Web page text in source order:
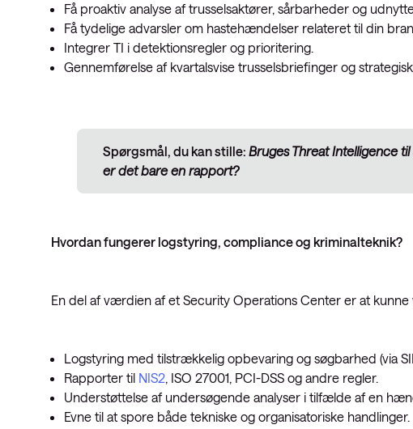
Få proaktiv analyse af trusselsaktører, sårbarheder og
Få tydelige advarsler om hastehændelser relateret til din
Integrer TI i detektionsregler og prioritering.
Gennemførelse af kvartalsvise trusselsbriefinger og
Spørgsmål, du kan stille: Bruges Threat Intelligence
er det bare en rapport?
Hvordan fungerer logstyring, compliance og kriminalteknik?
En del af værdien af et Security Operations Center er at
Logstyring med tilstrækkelig opbevaring og søgbarhed (via
Rapporter til NIS2, ISO 27001, PCI-DSS og andre regler.
Understøttelse af undersøgende analyser i tilfælde af en
Evne til at spore både tekniske og organisatoriske handlinger.